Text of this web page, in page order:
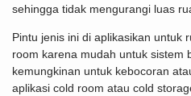
sehingga tidak mengurangi luas
Pintu jenis ini di aplikasikan untuk
room karena mudah untuk sistem
kemungkinan untuk kebocoran
aplikasi cold room atau cold